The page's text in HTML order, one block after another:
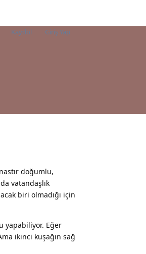
Kaydol Giriş Yap
doğumlu,
vatandaşlık
biri olmadığı için
yapabiliyor. Eğer
ikinci kuşağın sağ